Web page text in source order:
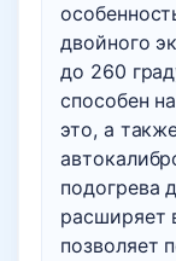
двойного
до 260
способен
это, а
подогрева
расширяет
позволяет